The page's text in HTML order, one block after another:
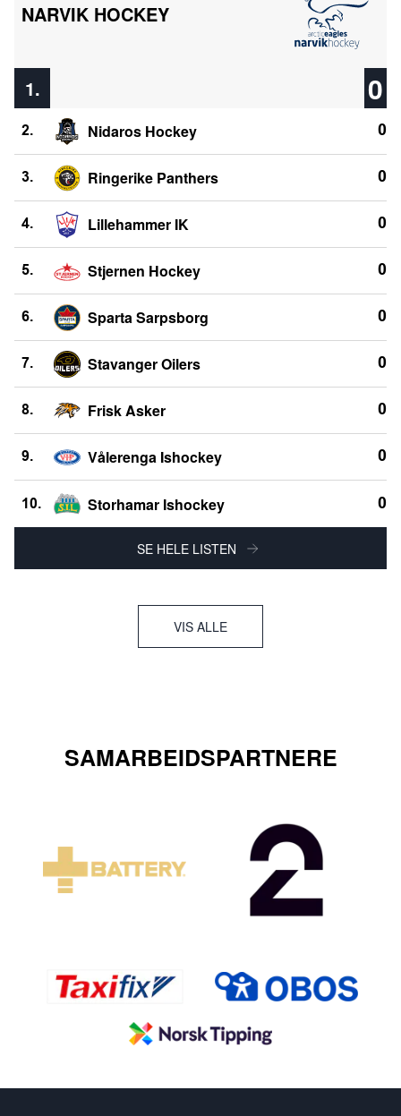
NARVIK HOCKEY
1. 0
2. Nidaros Hockey 0
3. Ringerike Panthers 0
4. Lillehammer IK 0
5. Stjernen Hockey 0
6. Sparta Sarpsborg 0
7. Stavanger Oilers 0
8. Frisk Asker 0
9. Vålerenga Ishockey 0
10. Storhamar Ishockey 0
SE HELE LISTEN
VIS ALLE
SAMARBEIDSPARTNERE